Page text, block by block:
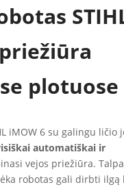
plotuose
iMOW 6 su galingu ličio
automatiškai ir
vejos priežiūra.
robotas gali dirbti ilgą